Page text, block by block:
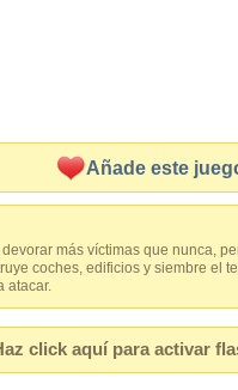
Añade este
más víctimas que nunca,
coches, edificios y siembre el
atacar.
click aquí para activar